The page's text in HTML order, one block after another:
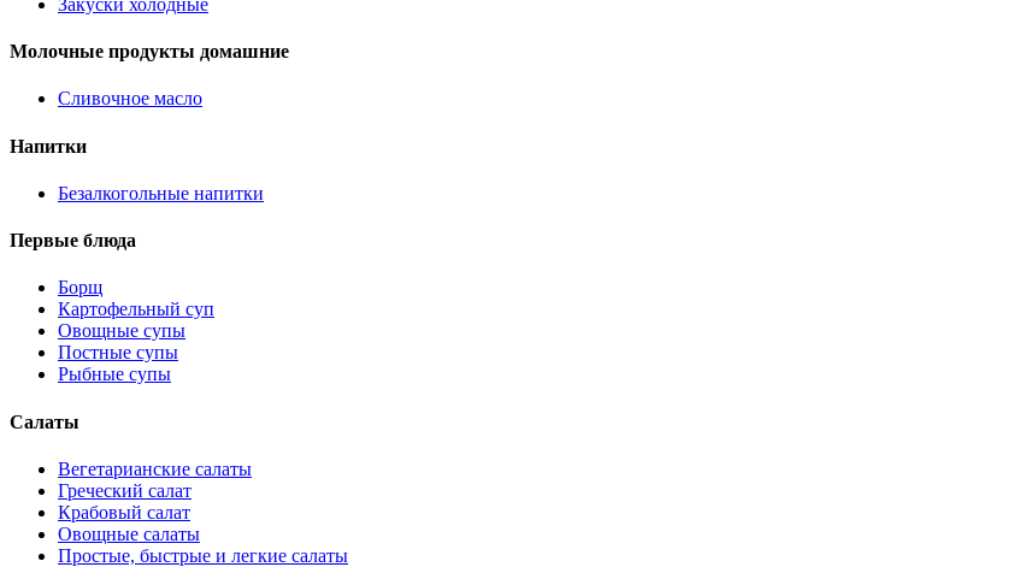
Молочные продукты домашние
Сливочное масло
Напитки
Безалкогольные напитки
Первые блюда
Борщ
Картофельный суп
Овощные супы
Постные супы
Рыбные супы
Салаты
Вегетарианские салаты
Греческий салат
Крабовый салат
Овощные салаты
Простые, быстрые и легкие салаты